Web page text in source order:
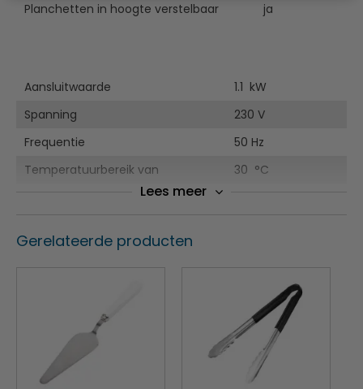
Planchetten in hoogte verstelbaar
ja
Aansluitwaarde
1.1 kW
Spanning
230 V
Frequentie
50 Hz
Temperatuurbereik van
30 °C
Temperatuurbereik tot
Opwarmen
Lees meer
Gerelateerde producten